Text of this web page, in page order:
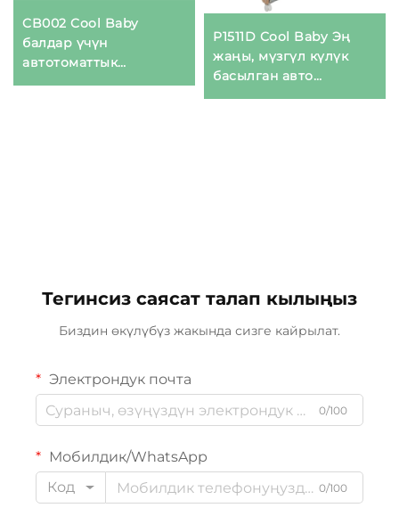
CB002 Cool Baby
балдар үчүн
автотоматтык
электрлик ойноо
P1511D Cool Baby Эң
жаңы, мүзгүл күлүк
басылган авто
тербелме төшөк
Тегинсиз саясат талап кылыңыз
Биздин өкүлүбүз жакында сизге кайрылат.
Электрондук почта
0/100
Мобилдик/WhatsApp
Код
0/100